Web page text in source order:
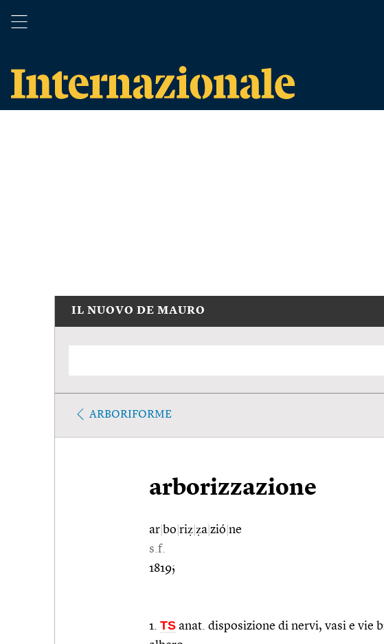
IL NUOVO DE MAURO
ARBORIFORME
arborizzazione
ar bo riẓ ẓa zió ne
s.f.
1819;
1. TS anat. disposizione di nervi, vasi e vie